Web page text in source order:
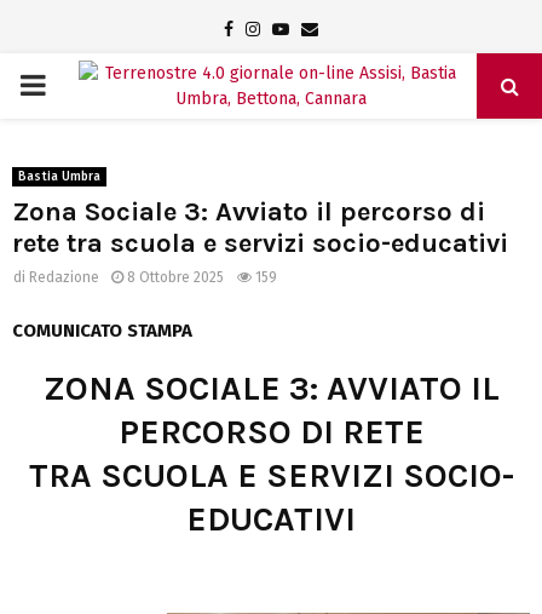
Facebook
Instagram
Youtube
Email
PRIMARY
Bastia Umbra
Zona Sociale 3: Avviato il percorso di
rete tra scuola e servizi socio-educativi
di Redazione 8 Ottobre 2025 159
COMUNICATO STAMPA
ZONA SOCIALE 3: AVVIATO IL
PERCORSO DI RETE
TRA SCUOLA E SERVIZI SOCIO-
EDUCATIVI